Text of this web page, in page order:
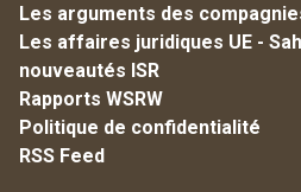
Les arguments des
Les affaires juridiques UE -
nouveautés ISR
Rapports WSRW
Politique de confidentialité
RSS Feed